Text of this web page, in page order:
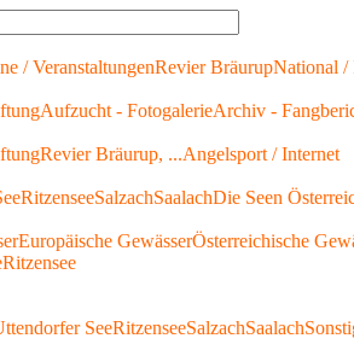
/ VeranstaltungenRevier BräurupNational /
Aufzucht - FotogalerieArchiv -
Revier Bräurup, ...Angelsport / Internet
RitzenseeSalzachSaalachDie Seen
Europäische GewässerÖsterreichische
Ritzensee
SeeRitzenseeSalzachSaalach